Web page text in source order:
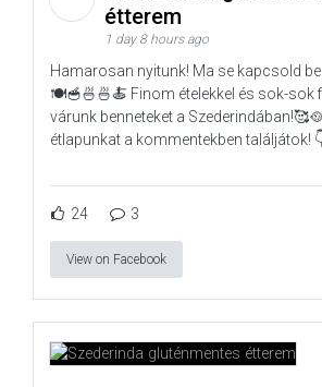
étterem
1 day 8 hours ago
Hamarosan nyitunk! Ma se kapcsold be
🍽️🥣🍜🍜🍝 Finom ételekkel és sok-sok
várunk benneteket a
étlapunkat a kommentekben találjátok!
24 3
View on Facebook